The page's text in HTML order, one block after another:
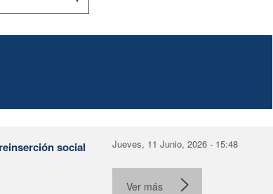
social Jueves, 11 Junio, 2026 - 15:48
Ver más